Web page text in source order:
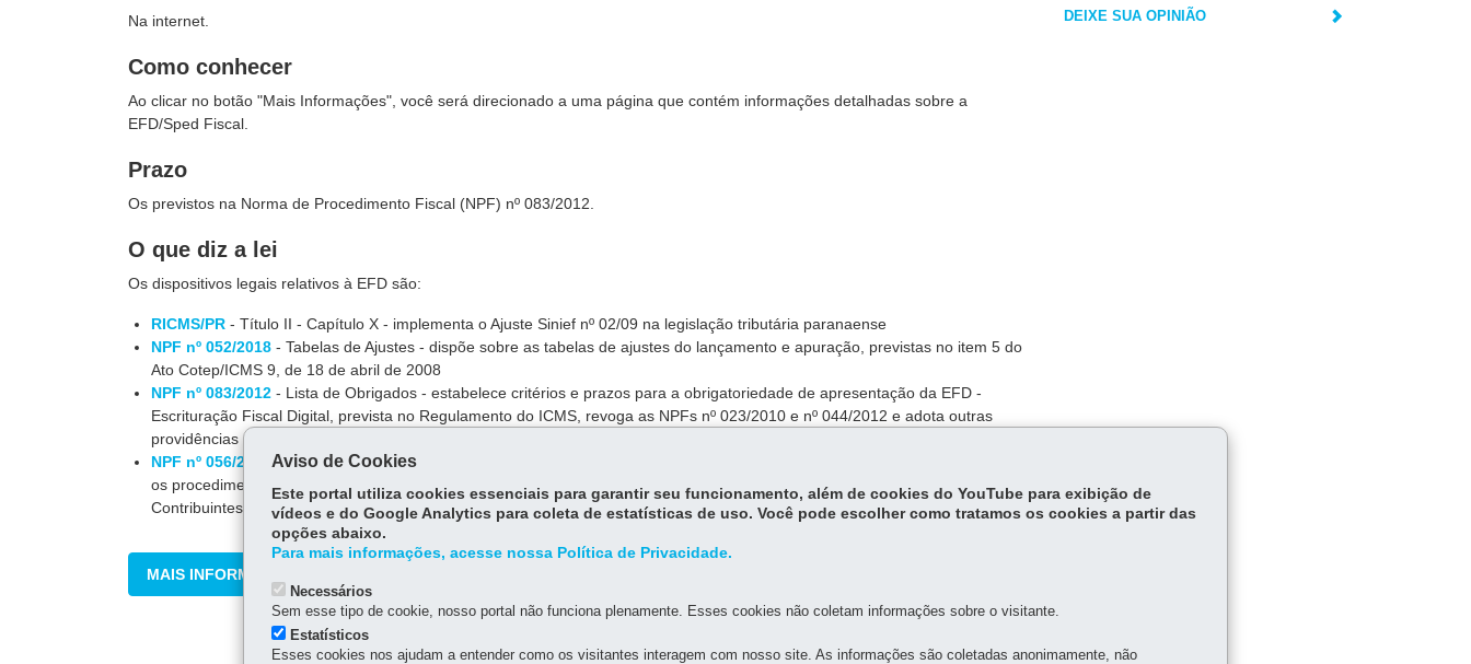
Na internet.
Como conhecer
Ao clicar no botão "Mais Informações", você será direcionado a uma página que contém informações detalhadas sobre a
EFD/Sped Fiscal.
Prazo
Os previstos na Norma de Procedimento Fiscal (NPF) nº 083/2012.
O que diz a lei
Os dispositivos legais relativos à EFD são:
RICMS/PR - Título II - Capítulo X - implementa o Ajuste Sinief nº 02/09 na legislação tributária paranaense
NPF nº 052/2018 - Tabelas de Ajustes - dispõe sobre as tabelas de ajustes do lançamento e apuração, previstas no item 5 do
Ato Cotep/ICMS 9, de 18 de abril de 2008
NPF nº 083/2012 - Lista de Obrigados - estabelece critérios e prazos para a obrigatoriedade de apresentação da EFD -
Escrituração Fiscal Digital, prevista no Regulamento do ICMS, revoga as NPFs nº 023/2010 e nº 044/2012 e adota outras
providências
NPF nº 056/2015 - estabelece critérios para a obrigatoriedade de apresentação da EFD - Escrituração Fiscal Digital, disciplina
os procedimentos relativos a informação e apuração do ICMS para os contribuintes inscritos e ativos no Cadastro de
Contribuintes do ICMS - CAD/ICMS do Estado do Paraná e revoga as NPFs nº 083/2012 e nº 044/2013
MAIS INFORMAÇÕES
DEIXE SUA OPINIÃO
Aviso de Cookies
Este portal utiliza cookies essenciais para garantir seu funcionamento, além de cookies do YouTube para exibição de
vídeos e do Google Analytics para coleta de estatísticas de uso. Você pode escolher como tratamos os cookies a partir das
opções abaixo.
Para mais informações, acesse nossa Política de Privacidade.
Necessários
Sem esse tipo de cookie, nosso portal não funciona plenamente. Esses cookies não coletam informações sobre o visitante.
Estatísticos
Esses cookies nos ajudam a entender como os visitantes interagem com nosso site. As informações são coletadas anonimamente, não